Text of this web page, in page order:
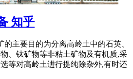
知乎
的主要目的为分离高岭土中的石英、
、钛矿物等非粘土矿物及有机质,采
等对高岭土进行提纯除杂外,有时还